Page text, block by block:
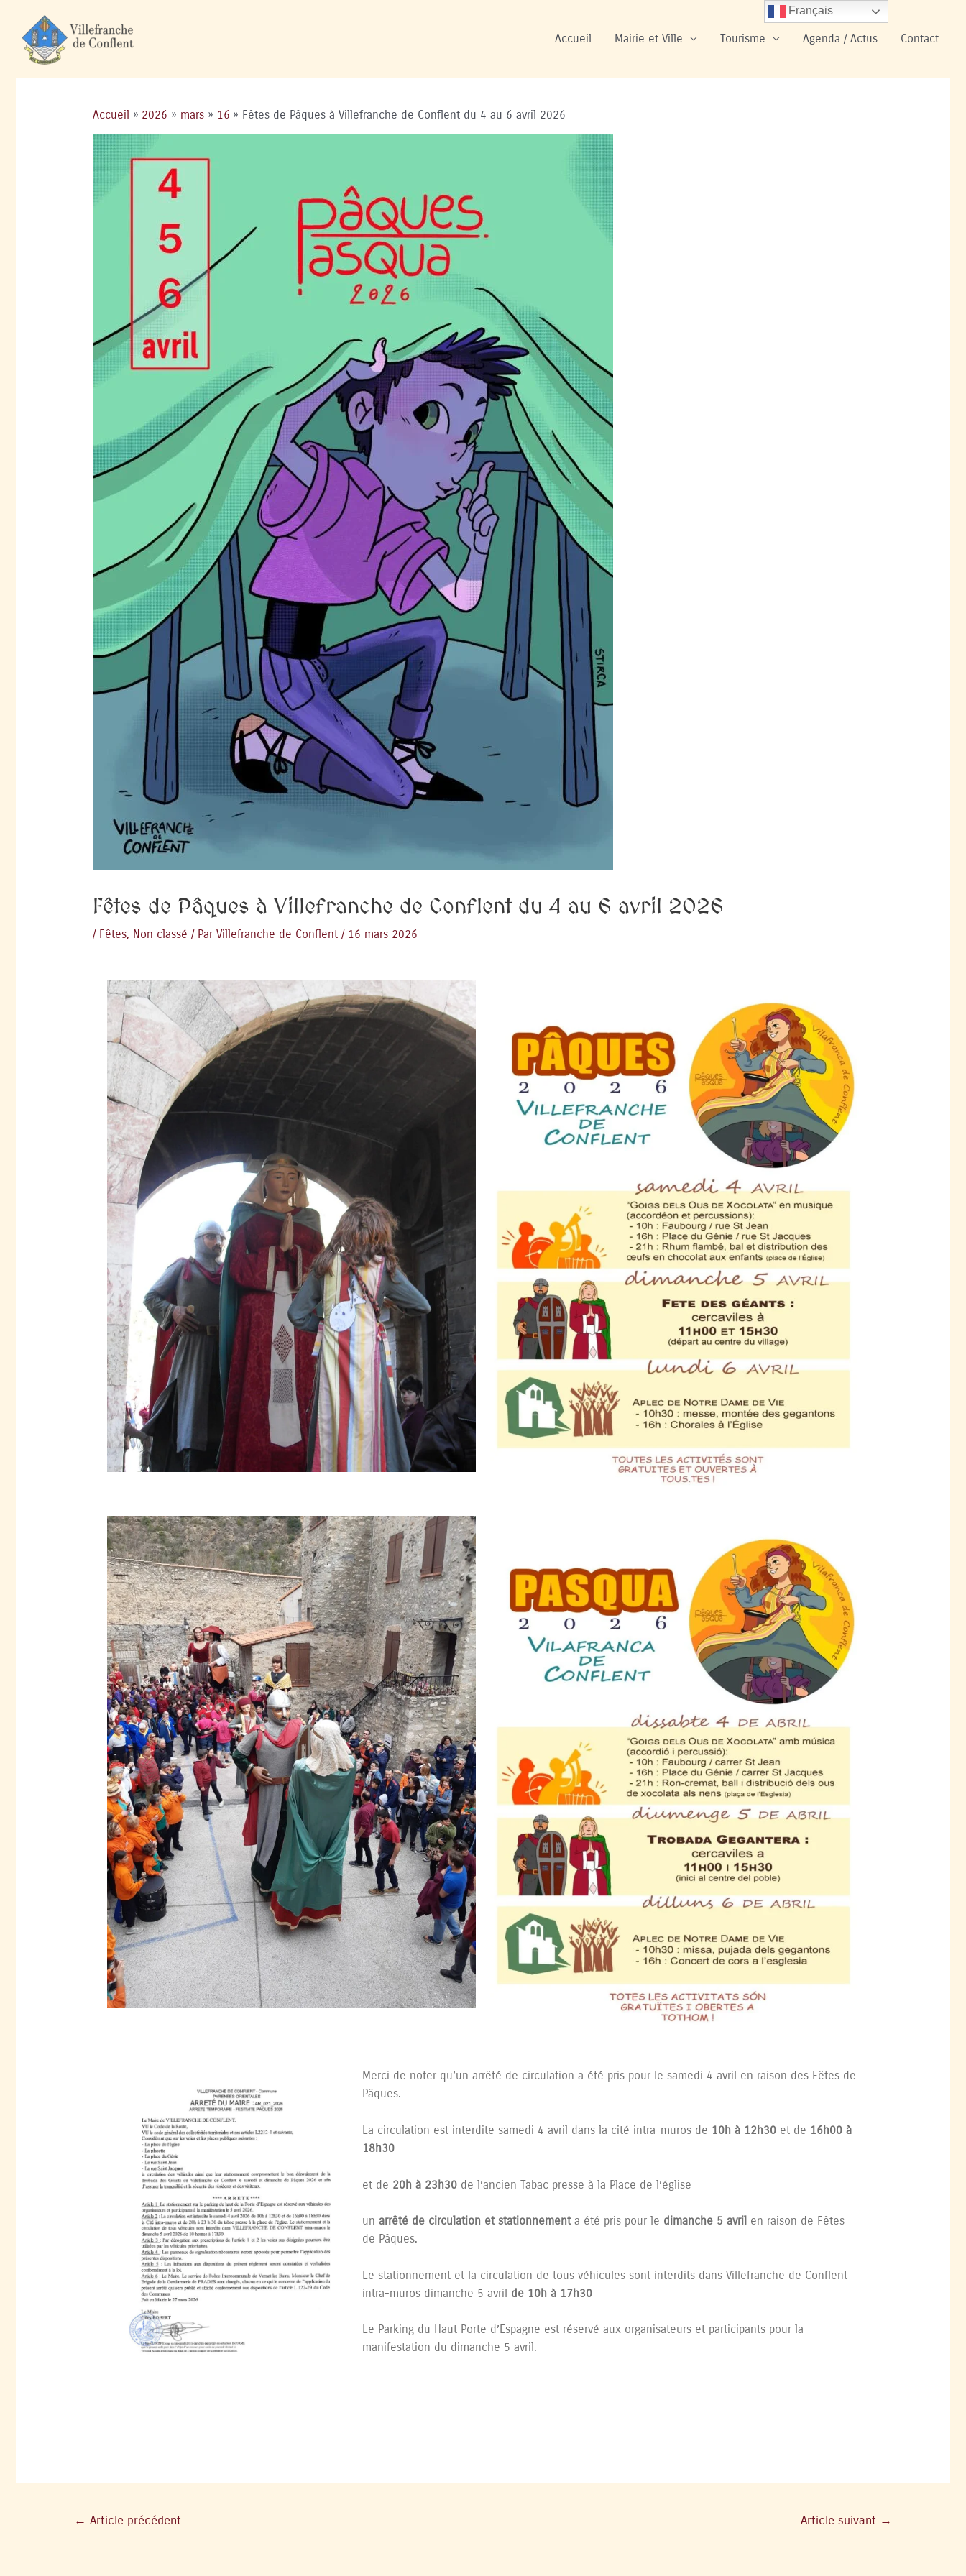
Accueil Mairie et Ville Tourisme Agenda / Actus Contact
Accueil 2026 mars 16 Fêtes de Pâques à Villefranche de Conflent du 4 au 6 avril 2026
Fêtes de Pâques à Villefranche de Conflent du 4 au 6 avril 2026
/ Fêtes, Non classé / Par Villefranche de Conflent / 16 mars 2026
Merci de noter qu’un arrêté de circulation a été pris pour le samedi 4 avril en raison des Fêtes de
Pâques.
La circulation est interdite samedi 4 avril dans la cité intra-muros de 10h à 12h30 et de 16h00 à
18h30
et de 20h à 23h30 de l’ancien Tabac presse à la Place de l’église
unarrêté de circulation et stationnementa été pris pour le dimanche 5 avril en raison de Fêtes
de Pâques.
Le stationnement et la circulation de tous véhicules sont interdits dans Villefranche de Conflent
intra-muros dimanche 5 avril de 10h à 17h30
Le Parking du Haut Porte d’Espagne est réservé aux organisateurs et participants pour la
manifestation du dimanche 5 avril.
← Article précédent Article suivant →
Français